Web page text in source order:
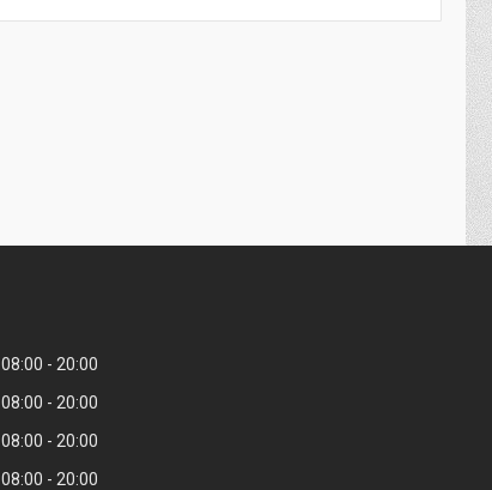
08:00
20:00
08:00
20:00
08:00
20:00
08:00
20:00